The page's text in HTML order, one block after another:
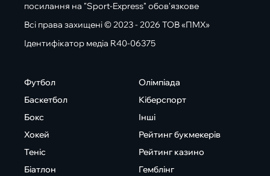
посилання на "Sport-Express" обов'язкове
Всі права захищені © 2023 - 2026 ТОВ «ПМХ»
Ідентифікатор медіа R40-06375
Футбол
Баскетбол
Бокс
Хокей
Теніс
Біатлон
Олімпіада
Кіберспорт
Інші
Рейтинг букмекерів
Рейтинг казино
Гемблінг